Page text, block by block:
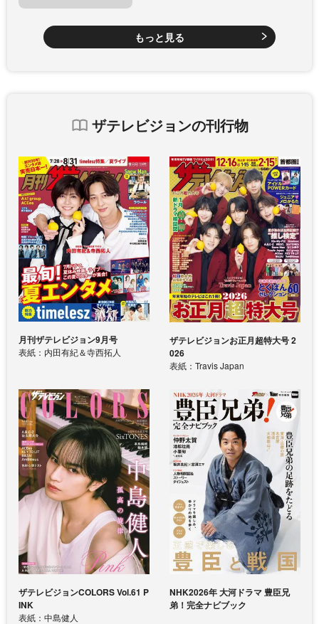
もっと見る
ザテレビジョンの刊行物
月刊ザテレビジョン9月号
表紙：内田有紀＆寺西拓人
ザテレビジョンお正月超特大号 2
026
表紙：Travis Japan
ザテレビジョンCOLORS Vol.61 P
INK
表紙：中島健人
NHK2026年 大河ドラマ 豊臣兄
弟！完全ナビブック